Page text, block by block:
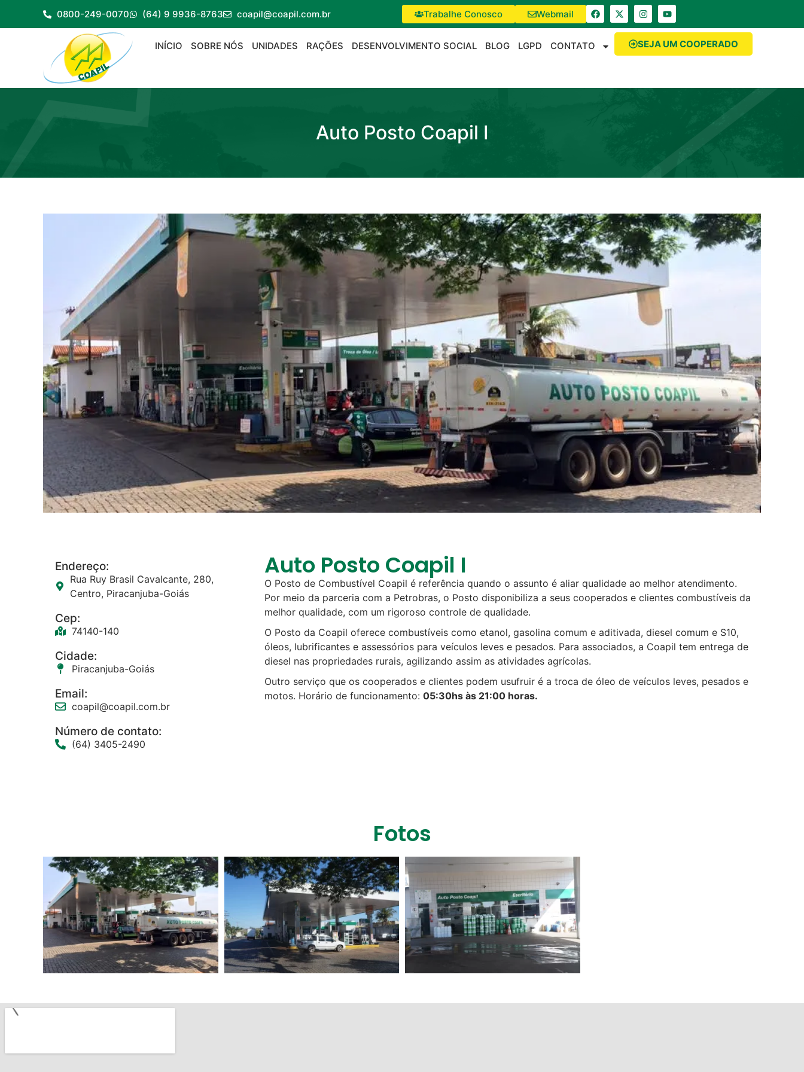
0800-249-0070 (64) 9 9936-8763 coapil@coapil.com.br Trabalhe Conosco Webmail
INÍCIO SOBRE NÓS UNIDADES RAÇÕES DESENVOLVIMENTO SOCIAL BLOG LGPD CONTATO SEJA UM COOPERADO
Auto Posto Coapil I
Endereço:
Rua Ruy Brasil Cavalcante, 280,
Centro, Piracanjuba-Goiás
Cep:
74140-140
Cidade:
Piracanjuba-Goiás
Email:
coapil@coapil.com.br
Número de contato:
(64) 3405-2490
Auto Posto Coapil I
O Posto de Combustível Coapil é referência quando o assunto é aliar qualidade ao melhor atendimento.
Por meio da parceria com a Petrobras, o Posto disponibiliza a seus cooperados e clientes combustíveis da
melhor qualidade, com um rigoroso controle de qualidade.
O Posto da Coapil oferece combustíveis como etanol, gasolina comum e aditivada, diesel comum e S10,
óleos, lubrificantes e assessórios para veículos leves e pesados. Para associados, a Coapil tem entrega de
diesel nas propriedades rurais, agilizando assim as atividades agrícolas.
Outro serviço que os cooperados e clientes podem usufruir é a troca de óleo de veículos leves, pesados e
motos. Horário de funcionamento: 05:30hs às 21:00 horas.
Fotos